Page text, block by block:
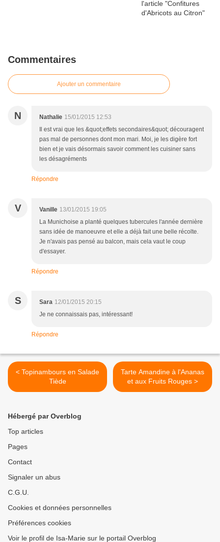
Commentaires
Ajouter un commentaire
N Nathalie 15/01/2015 12:53
Il est vrai que les &quot;effets secondaires&quot; découragent
pas mal de personnes dont mon mari. Moi, je les digère fort
bien et je vais désormais savoir comment les cuisiner sans
les désagréments
Répondre
V Vanille 13/01/2015 19:05
La Munichoise a planté quelques tubercules l'année dernière
sans idée de manoeuvre et elle a déjà fait une belle récolte.
Je n'avais pas pensé au balcon, mais cela vaut le coup
d'essayer.
Répondre
S Sara 12/01/2015 20:15
Je ne connaissais pas, intéressant!
Répondre
< Topinambours en Salade
Tiède
Tarte Amandine à l'Ananas
et aux Fruits Rouges >
Hébergé par Overblog
Top articles
Pages
Contact
Signaler un abus
C.G.U.
Cookies et données personnelles
Préférences cookies
Voir le profil de Isa-Marie sur le portail Overblog